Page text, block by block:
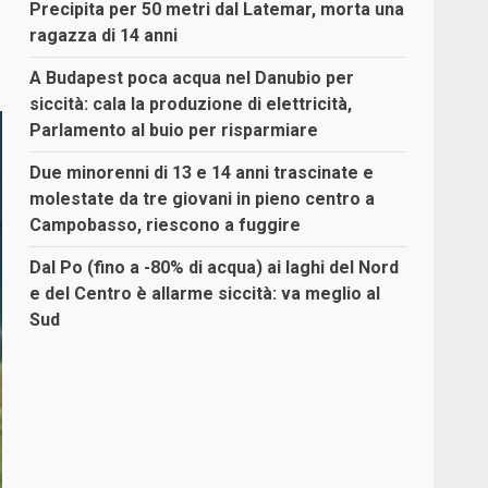
Precipita per 50 metri dal Latemar, morta una
ragazza di 14 anni
A Budapest poca acqua nel Danubio per
siccità: cala la produzione di elettricità,
Parlamento al buio per risparmiare
Due minorenni di 13 e 14 anni trascinate e
molestate da tre giovani in pieno centro a
Campobasso, riescono a fuggire
Dal Po (fino a -80% di acqua) ai laghi del Nord
e del Centro è allarme siccità: va meglio al
Sud